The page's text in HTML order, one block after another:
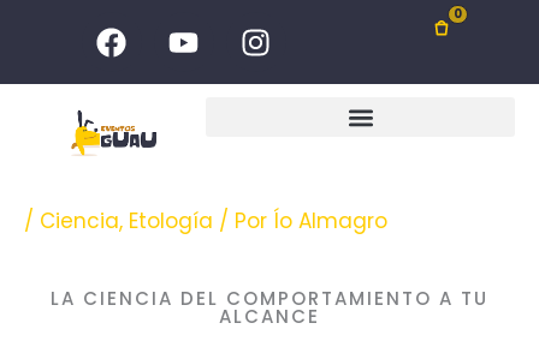
contenido
F
a
c
e
b
o
k
Y
o
u
e
I
n
s
r
a
0
/ Ciencia, Etología / Por Ío Almagro
LA CIENCIA DEL COMPORTAMIENTO A TU
ALCANCE